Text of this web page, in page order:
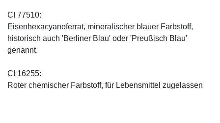
CI 77510:
Eisenhexacyanoferrat, mineralischer blauer Farbstoff,
historisch auch 'Berliner Blau' oder 'Preußisch Blau'
genannt.
CI 16255:
Roter chemischer Farbstoff, für Lebensmittel zugelassen